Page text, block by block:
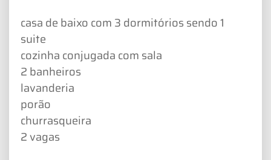
casa de baixo com 3 dormitórios sendo 1
suite
cozinha conjugada com sala
2 banheiros
lavanderia
porão
churrasqueira
2 vagas